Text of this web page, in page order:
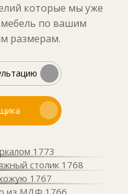
которые мы уже
мебель по вашим
размерам.